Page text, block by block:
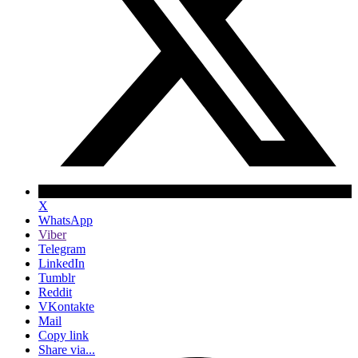
X
WhatsApp
Viber
Telegram
LinkedIn
Tumblr
Reddit
VKontakte
Mail
Copy link
Share via...